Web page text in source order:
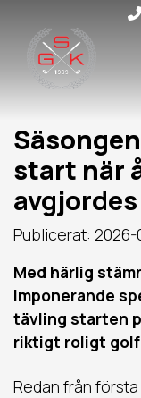
start när
avgjordes
Publicerat: 2026-
Med härlig
imponerande
tävling starten
riktigt roligt
Redan från